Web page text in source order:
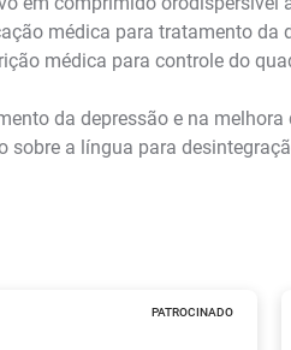
médica para tratamento da
médica para controle do
da depressão e na
sobre a língua para
PATROCINADO